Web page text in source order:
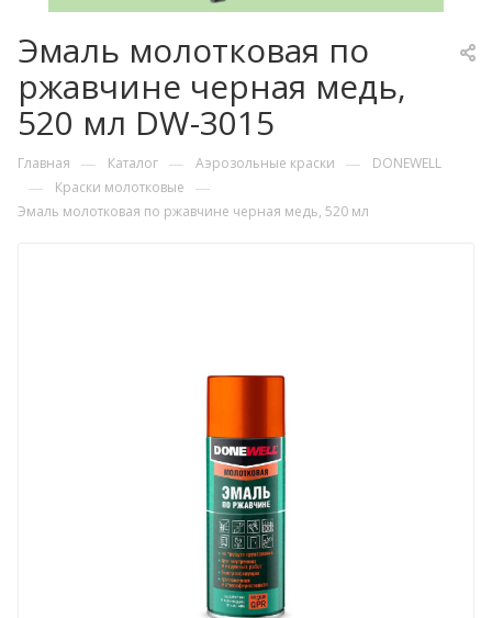
Эмаль молотковая по
ржавчине черная медь,
520 мл DW-3015
Главная — Каталог — Аэрозольные краски — DONEWELL
— Краски молотковые —
Эмаль молотковая по ржавчине черная медь, 520 мл